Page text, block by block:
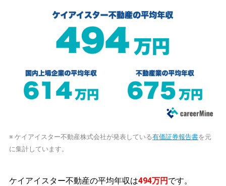
※ ケイアイスター不動産株式会社が発表している有価証券報告書を元
に集計しています。
ケイアイスター不動産の平均年収は494万円 です。